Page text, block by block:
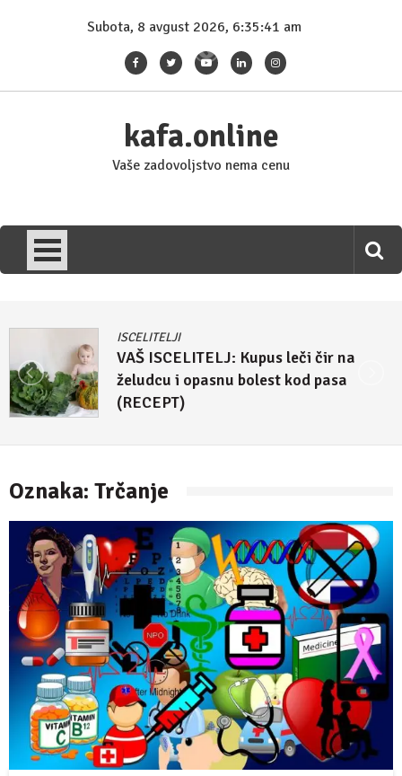
Subota, 8 avgust 2026, 6:35:41 am
kafa.online
Vaše zadovoljstvo nema cenu
ISCELITELJI
VAŠ ISCELITELJ: Kupus leči čir na
želudcu i opasnu bolest kod pasa
(RECEPT)
Oznaka: Trčanje